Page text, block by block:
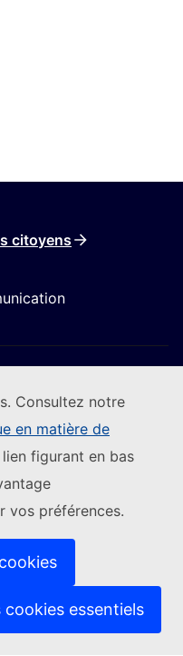
Consultez notre
en matière de
figurant en bas
vos préférences.
cookies essentiels
citoyens
(Lien externe)
externe)